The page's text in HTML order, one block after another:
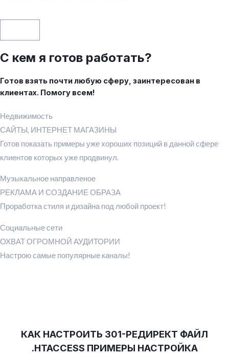
C кем я готов работать?
Готов взять почти любую сферу, заинтересован в
клиентах. Помогу всем!
Недвижимость
САЙТЫ, ИНТЕРНЕТ МАГАЗИНЫ
Готов показать примеры уже хороших позиций в данной сфере
клиентов которых уже продвинул.
Музыкальное направленое
РЕКЛАМА И СОЗДАНИЕ ОБРАЗА
Проработка стиля и дизайна под любой проект!
Социальные сети
ОХВАТ ОГРОМНОЙ АУДИТОРИИ
Настрою самые популярные каналы!
КАК НАСТРОИТЬ 301-РЕДИРЕКТ ФАЙЛ
.HTACCESS ПРИМЕРЫ НАСТРОЙКА